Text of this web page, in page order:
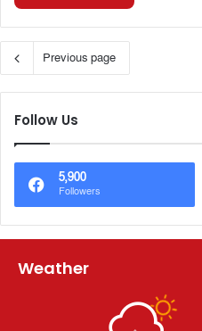
Previous page
Follow Us
5,900
Followers
Weather